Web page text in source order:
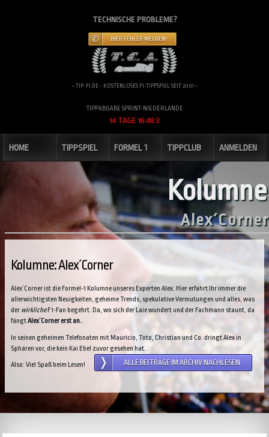
TECHNISCHE PROBLEME?
HIER FEHLER MELDEN!
~ TIP-F1.DE - KOSTENLOSES F1-TIPPSPIEL SEIT 2001 ~
TIPPABGABE SPRINT-NIEDERLANDE
14 TAGE 16:48:3
HOME TIPPSPIEL FORMEL 1 TIPPCLUB ANMELDEN
Kolumne
Alex´Corner
Kolumne: Alex´Corner
Alex´Corner ist die Formel-1 Kolumne unseres Experten Alex. Hier erfahrt Ihr immer die
allerwichtigsten Neuigkeiten, geheime Trends, spekulative Vermutungen und alles, was
der wirklicheF1-Fan begehrt. Da, wo sich der Laie wundert und der Fachmann staunt, da
fängtAlex´Corner erst an..
In seinen geheimen Telefonaten mit Mauricio, Toto, Christian und Co. dringt Alex in
Sphären vor, die kein Kai Ebel zuvor gesehen hat...
ALLE BEITRÄGE IM ARCHIV NACHLESEN
Also: Viel Spaß beim Lesen!